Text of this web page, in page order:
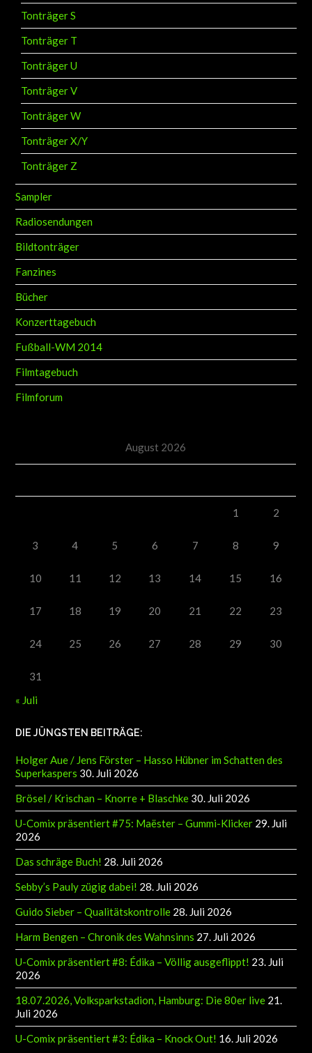
Tonträger S
Tonträger T
Tonträger U
Tonträger V
Tonträger W
Tonträger X/Y
Tonträger Z
Sampler
Radiosendungen
Bildtonträger
Fanzines
Bücher
Konzerttagebuch
Fußball-WM 2014
Filmtagebuch
Filmforum
August 2026
1 2
3 4 5 6 7 8 9
10 11 12 13 14 15 16
17 18 19 20 21 22 23
24 25 26 27 28 29 30
31
« Juli
DIE JÜNGSTEN BEITRÄGE:
Holger Aue / Jens Förster – Hasso Hübner im Schatten des
Superkaspers
30. Juli 2026
Brösel / Krischan – Knorre + Blaschke
30. Juli 2026
U-Comix präsentiert #75: Maëster – Gummi-Klicker
29. Juli
2026
Das schräge Buch! 28. Juli 2026
Sebby’s Pauly zügig dabei! 28. Juli 2026
Guido Sieber – Qualitätskontrolle
28. Juli 2026
Harm Bengen – Chronik des Wahnsinns 27. Juli 2026
U-Comix präsentiert #8: Édika – Völlig ausgeflippt! 23. Juli
2026
18.07.2026, Volksparkstadion, Hamburg: Die 80er live
21.
Juli 2026
U-Comix präsentiert #3: Édika – Knock Out! 16. Juli 2026